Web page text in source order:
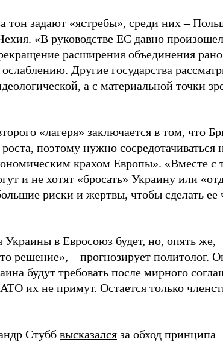
задают «ястребы», среди них –
«В руководстве ЕС давно
расширения объединения
Другие государства
а с материальной точки
«лагеря» заключается в том, что
поэтому нужно сосредотачиваться
крахом Европы». «Вместе с
и не хотят «бросать» Украину или
риски и жертвы, чтобы сделать ее
в Евросоюз будет, но, опять же,
решение», – прогнозирует политолог.
будут требовать после мирного
их не примут. Остается только
Стубб высказался за обход принципа